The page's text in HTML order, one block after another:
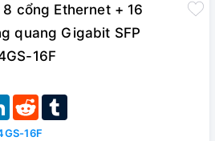
cổng Ethernet + 16
quang Gigabit SFP
16F
LinkedInReddit
16F